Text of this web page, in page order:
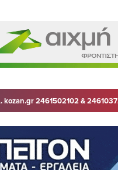
kozan.gr 2461502102 &